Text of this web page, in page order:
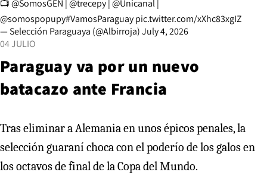
📺@SomosGEN @trecepy @Unicanal
@somospopupy#VamosParaguaypic.twitter.com/xXhc83xgIZ
— Selección Paraguaya (@Albirroja)July 4, 2026
04 JULIO
Paraguay va por un nuevo
batacazo ante Francia
Tras eliminar a Alemania en unos épicos penales, la
selección guaraní choca con el poderío de los galos en
los octavos de final de la Copa del Mundo.